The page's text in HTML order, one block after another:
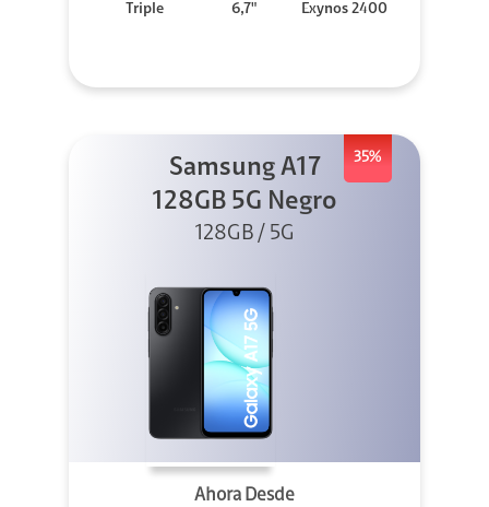
Triple
6,7"
Exynos 2400
35%
Samsung A17
128GB 5G Negro
128GB / 5G
Ahora Desde